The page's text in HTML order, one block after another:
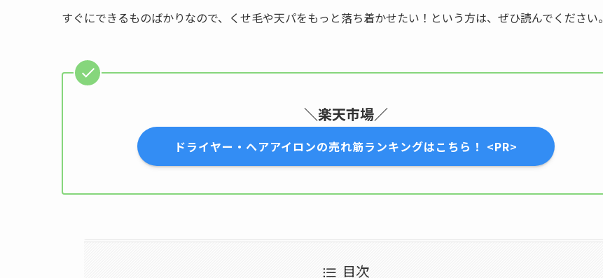
すぐにできるものばかりなので、くせ毛や天パをもっと落ち着かせたい！という方は、ぜひ読んでください。
＼楽天市場／
ドライヤー・ヘアアイロンの売れ筋ランキングはこちら！ <PR>
目次